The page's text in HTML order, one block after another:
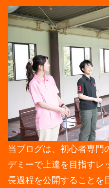
当ブログは、初心者専門
デミーで上達を目指すレ
長過程を公開することを